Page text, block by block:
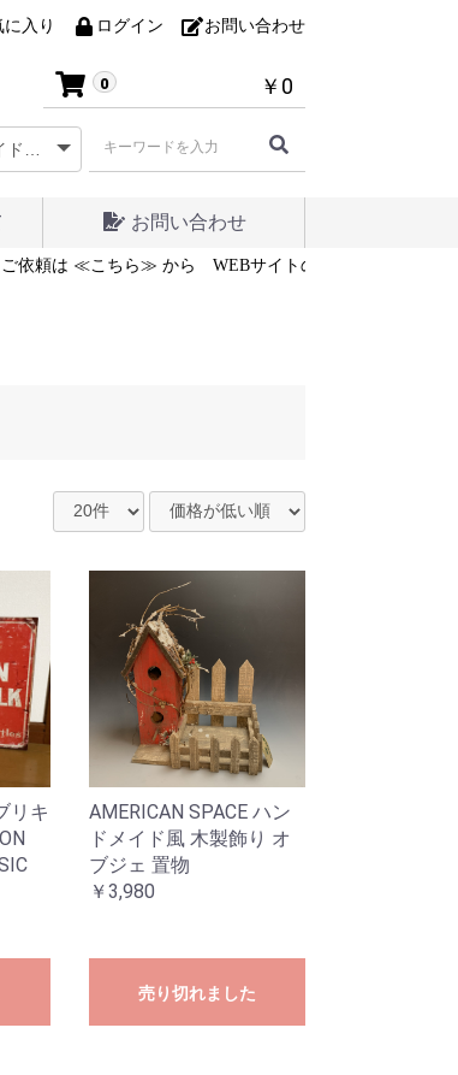
に入り ログイン お問い合わせ
0 ￥0
お問い合わせ
依頼は ≪こちら≫ から WEBサイトの制作相談・ご依
リキ
AMERICAN SPACE ハン
ドメイド風 木製飾り オ
ブジェ 置物
￥3,980
売り切れました